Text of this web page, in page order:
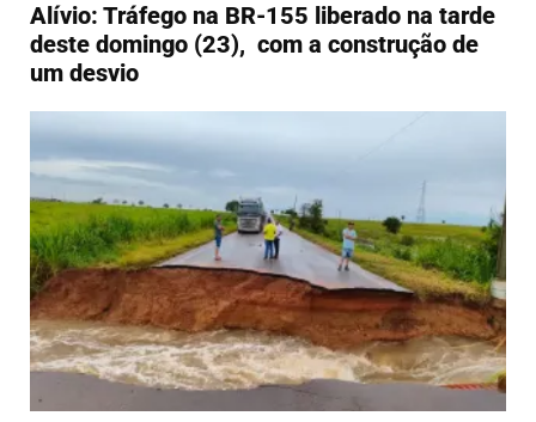
Alívio: Tráfego na BR-155 liberado na tarde
deste domingo (23), com a construção de
um desvio